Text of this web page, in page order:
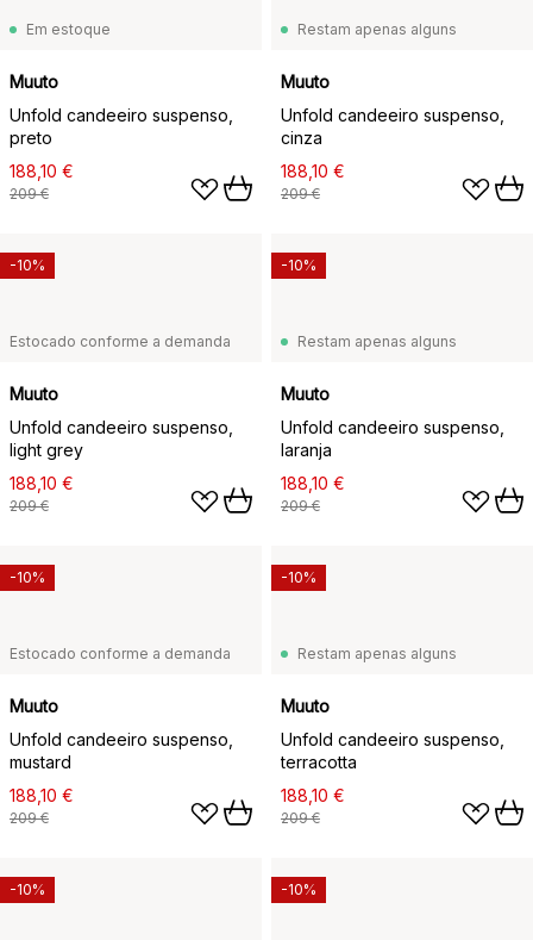
Em estoque
Muuto
Unfold candeeiro suspenso,
preto
188,10 €
209 €
Restam apenas alguns
Muuto
Unfold candeeiro suspenso,
cinza
188,10 €
209 €
Estocado conforme a demanda
Muuto
Unfold candeeiro suspenso,
light grey
188,10 €
209 €
-10%
Restam apenas alguns
Muuto
Unfold candeeiro suspenso,
laranja
188,10 €
209 €
-10%
Estocado conforme a demanda
Muuto
Unfold candeeiro suspenso,
mustard
188,10 €
209 €
-10%
Restam apenas alguns
Muuto
Unfold candeeiro suspenso,
terracotta
188,10 €
209 €
-10%
-10% -10%